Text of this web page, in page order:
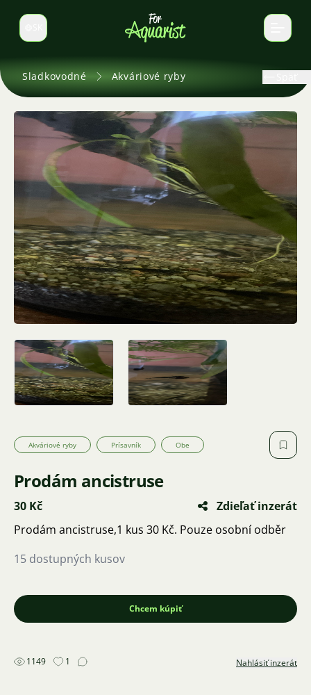
Prepnúť jazyk
Sladkovodné Akváriové ryby
Akváriové ryby Prísavník Obe
Prodám ancistruse
30 Kč
Zdieľať inzerát
Prodám ancistruse,1 kus 30 Kč. Pouze osobní odběr
15 dostupných kusov
Chcem kúpiť
1149 1 Nahlásiť inzerát